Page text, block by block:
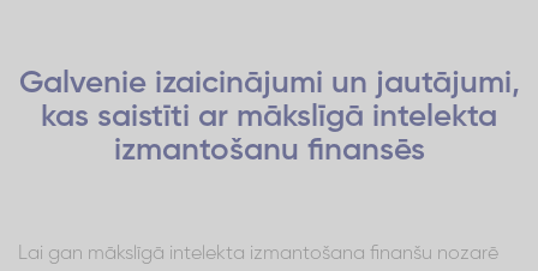
Galvenie izaicinājumi un jautājumi,
kas saistīti ar mākslīgā intelekta
izmantošanu finansēs
Lai gan mākslīgā intelekta izmantošana finanšu nozarē